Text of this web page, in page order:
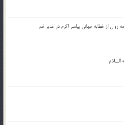
روان از خطابه جهانی پیامبر اکرم در غدیر خم
السلام